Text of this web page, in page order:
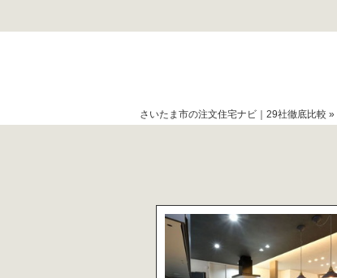
さいたま市の注文住宅ナビ｜29社徹底比較 »